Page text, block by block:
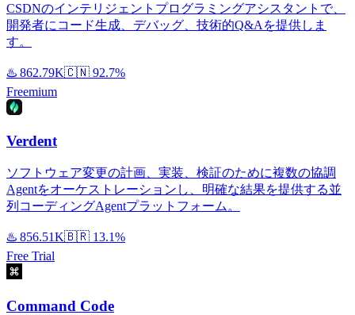
CSDNのインテリジェントプログラミングアシスタントで、
開発者にコード生成、デバッグ、技術的Q&Aを提供しま
す。
♨️ 862.79K🇨🇳 92.7%
Freemium
Verdent
ソフトウェア変更の計画、実装、検証のために複数の協調
Agentをオーケストレーションし、明確な結果を提供する並
列コーディングAgentプラットフォーム。
♨️ 856.51K🇧🇷 13.1%
Free Trial
Command Code